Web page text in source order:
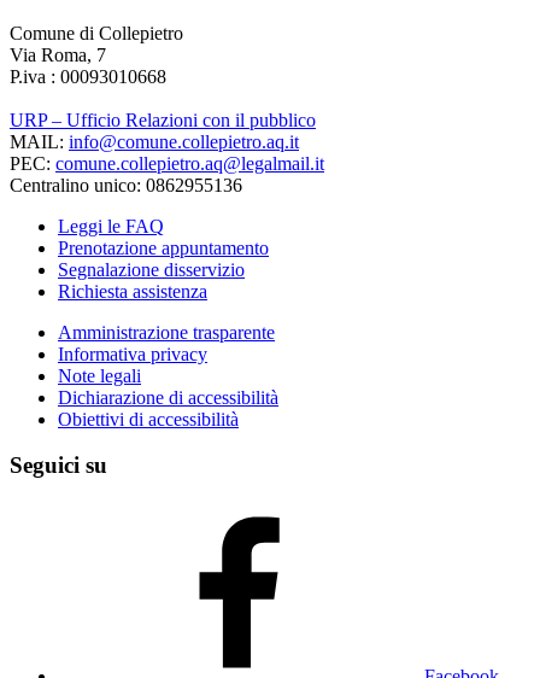
Comune di Collepietro
Via Roma, 7
P.iva : 00093010668
URP – Ufficio Relazioni con il pubblico
MAIL: info@comune.collepietro.aq.it
PEC: comune.collepietro.aq@legalmail.it
Centralino unico: 0862955136
Leggi le FAQ
Prenotazione appuntamento
Segnalazione disservizio
Richiesta assistenza
Amministrazione trasparente
Informativa privacy
Note legali
Dichiarazione di accessibilità
Obiettivi di accessibilità
Seguici su